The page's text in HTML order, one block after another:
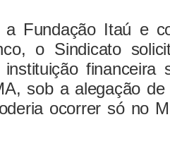
a Fundação Itaú e
o Sindicato
financeira
sob a alegação
ocorrer só no